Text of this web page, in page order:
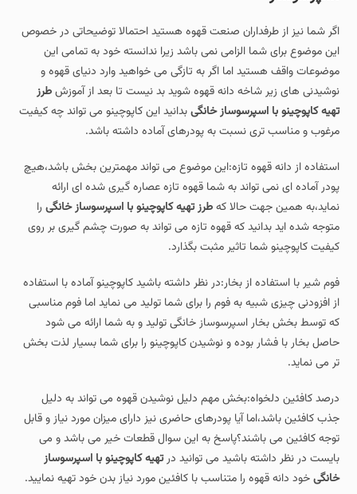
اگر شما نیز از طرفداران صنعت قهوه هستید احتمالا توضیحاتی در خصوص
این موضوع برای شما الزامی نمی باشد زیرا ندانسته خود به تمامی این
موضوعات واقف هستید اما اگر به تازگی می خواهید وارد دنیای قهوه و
نوشیدنی های زیر شاخه دانه قهوه شوید بد نیست تا بعد از آموزشطرز
تهیه کاپوچینو با اسپرسوساز خانگیبدانید این کاپوچینو می تواند چه کیفیت
مرغوب و مناسب تری نسبت به پودرهای آماده داشته باشد.
استفاده از دانه قهوه تازه:این موضوع می تواند مهمترین بخش باشد،هیچ
پودر آماده ای نمی تواند به شما قهوه تازه عصاره گیری شده ای ارائه
نماید،به همین جهت حالا کهطرز تهیه کاپوچینو با اسپرسوساز خانگی را
متوجه شده اید بدانید که قهوه تازه می تواند به صورت چشم گیری بر روی
کیفیت کاپوچینو شما تاثیر مثبت بگذارد.
فوم شیر با استفاده از بخار:در نظر داشته باشید کاپوچینو آماده با استفاده
از افزودنی چیزی شبیه به فوم را برای شما تولید می نماید اما فوم مناسبی
که توسط بخش بخار اسپرسوساز خانگی تولید و به شما ارائه می شود
حاصل بخار با فشار بوده و نوشیدن کاپوچینو را برای شما بسیار لذت بخش
تر می نماید.
درصد کافئین دلخواه:بخش مهم دلیل نوشیدن قهوه می تواند به دلیل
جذب کافئین باشد،اما آیا پودرهای حاضری نیز دارای میزان مورد نیاز و قابل
توجه کافئین می باشند؟پاسخ به این سوال قطعات خیر می باشد و می
بایست در نظر داشته باشید می توانید درتهیه کاپوچینو با اسپرسوساز
خانگیخود دانه قهوه را متناسب با کافئین مورد نیاز بدن خود تهیه نمایید.